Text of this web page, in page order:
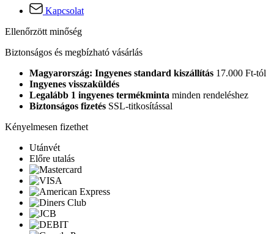
Kapcsolat
Ellenőrzött minőség
Biztonságos és megbízható vásárlás
Magyarország: Ingyenes standard kiszállítás 17.000 Ft-tól
Ingyenes visszaküldés
Legalább 1 ingyenes termékminta minden rendeléshez
Biztonságos fizetés SSL-titkosítással
Kényelmesen fizethet
Utánvét
Előre utalás